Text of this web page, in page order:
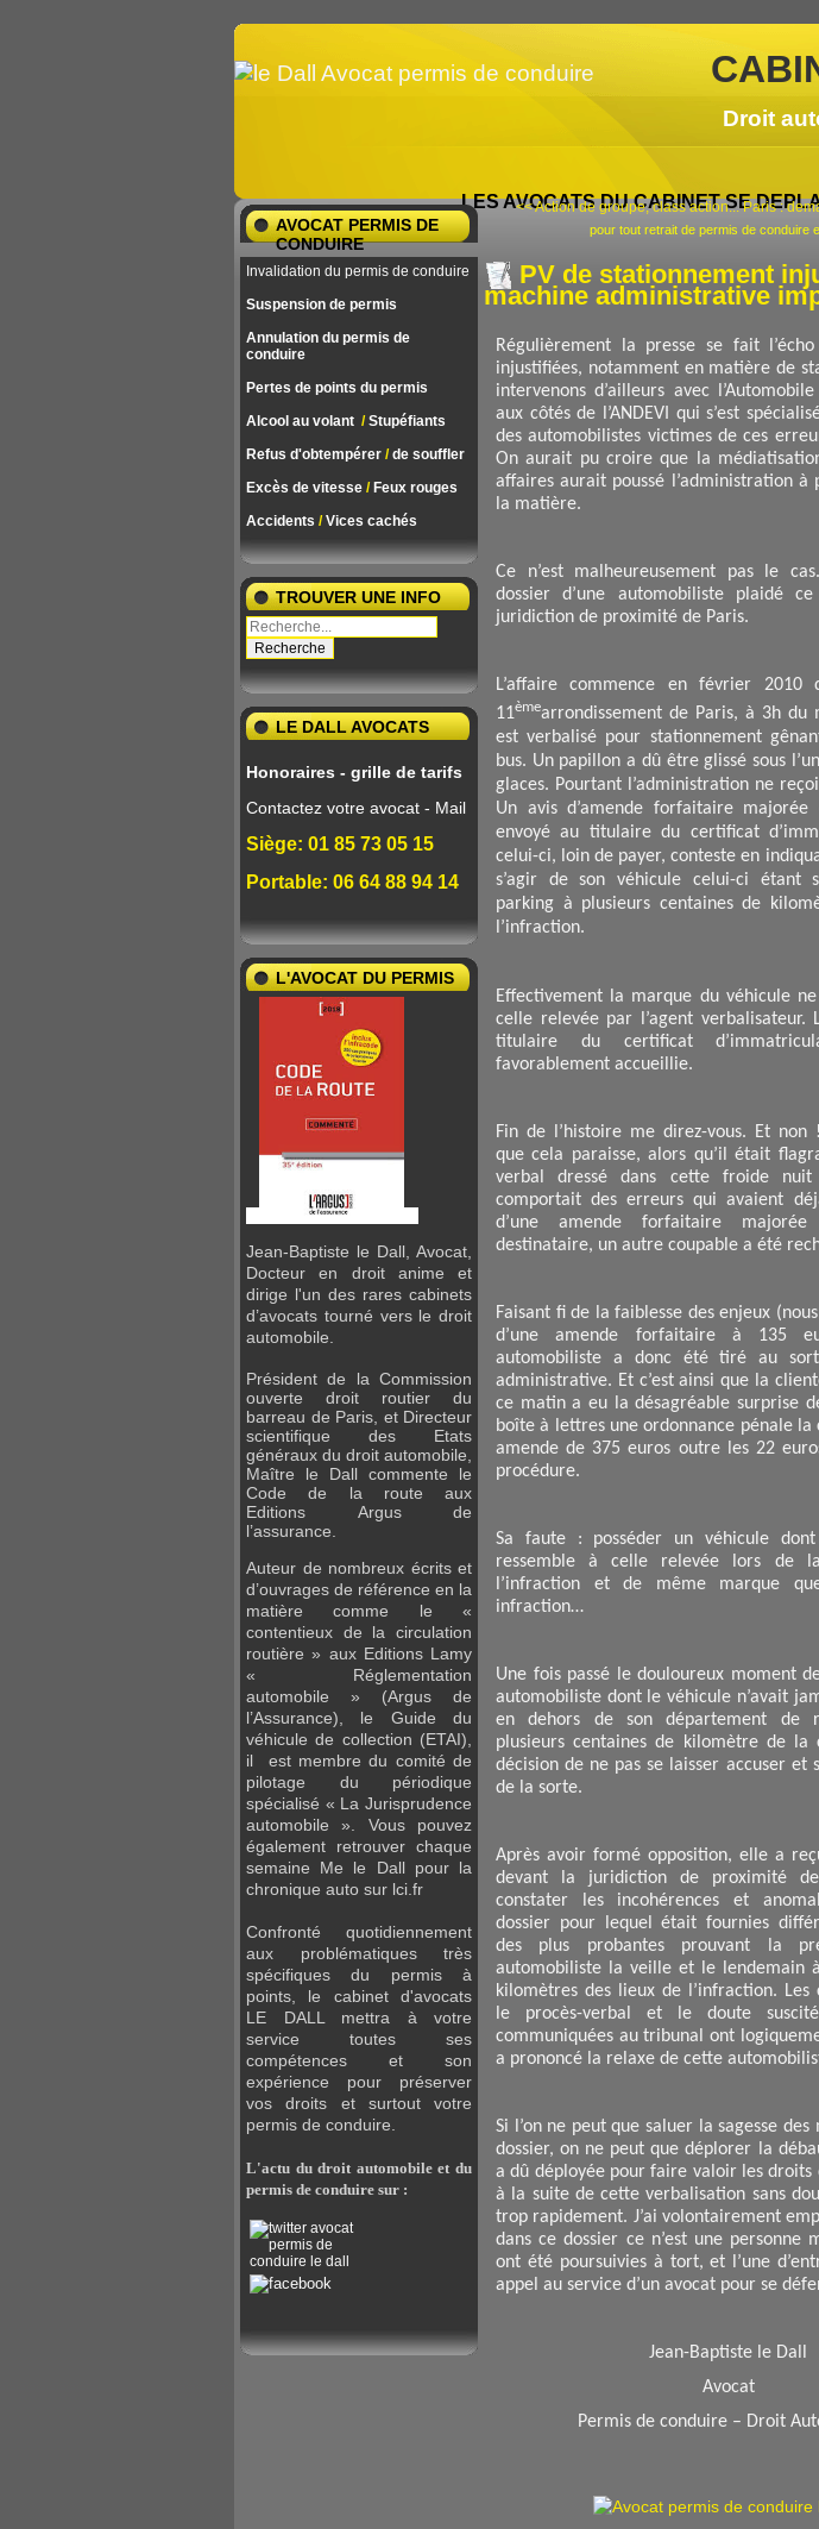
Droit
LES AVOCATS DU CABINET SE
pour tout retrait de permis de conduire
AVOCAT PERMIS DE
CONDUIRE
Invalidation du permis de conduire
Suspension de permis
Annulation du permis de
conduire
Pertes de points du permis
Alcool au volant /Stupéfiants
Refus d'obtempérer /de souffler
Excès de vitesse / Feux rouges
Accidents /Vices cachés
TROUVER UNE INFO
LE DALL AVOCATS
Honoraires - grille de tarifs
Contactez votre avocat - Mail
Siège: 01 85 73 05 15
Portable: 06 64 88 94 14
L'AVOCAT DU PERMIS
Jean-Baptiste le Dall, Avocat,
Docteur en droit anime et
dirige l'un des rares cabinets
d’avocats tourné vers le droit
automobile.
Président de la Commission
ouverte droit routier du
barreau de Paris, et Directeur
scientifique des Etats
généraux du droit automobile,
Maître le Dall commente le
Code de la route aux
Editions Argus de
l’assurance.
Auteur de nombreux écrits et
d’ouvrages de référence en la
matière comme le «
contentieux de la circulation
routière » aux Editions Lamy
« Réglementation
automobile » (Argus de
l’Assurance), le Guide du
véhicule de collection (ETAI),
il est membre du comité de
pilotage du périodique
spécialisé « La Jurisprudence
automobile ». Vous pouvez
également retrouver chaque
semaine Me le Dall pour la
chronique auto sur lci.fr
Confronté quotidiennement
aux problématiques très
spécifiques du permis à
points, le cabinet d'avocats
LE DALL mettra à votre
service toutes ses
compétences et son
expérience pour préserver
vos droits et surtout votre
permis de conduire.
L'actu du droit automobile et du
permis de conduire sur :
<< Action de groupe, class action... Paris :
PV de stationnement
machine administrative
Régulièrement la presse se fait
injustifiées, notamment en matière de
intervenons d’ailleurs avec
aux côtés de l’ANDEVI qui s’est
des automobilistes victimes de ces
On aurait pu croire que la
affaires aurait poussé l’administration à
la matière.
Ce n’est malheureusement pas le
dossier d’une automobiliste plaidé
juridiction de proximité de Paris.
L’affaire commence en février
11èmearrondissement de Paris, à 3h du
est verbalisé pour stationnement
bus. Un papillon a dû être glissé sous
glaces. Pourtant l’administration ne
Un avis d’amende forfaitaire
envoyé au titulaire du certificat
celui-ci, loin de payer, conteste en
s’agir de son véhicule celui-ci étant
parking à plusieurs centaines de
l’infraction.
Effectivement la marque du véhicule
celle relevée par l’agent verbalisateur.
titulaire du certificat
favorablement accueillie.
Fin de l’histoire me direz-vous. Et non
que cela paraisse, alors qu’il était
verbal dressé dans cette froide
comportait des erreurs qui avaient
d’une amende forfaitaire
destinataire, un autre coupable a été
Faisant fi de la faiblesse des enjeux
d’une amende forfaitaire à 135
automobiliste a donc été tiré au
administrative. Et c’est ainsi que la
ce matin a eu la désagréable surprise
boîte à lettres une ordonnance pénale la
amende de 375 euros outre les 22
procédure.
Sa faute : posséder un véhicule dont
ressemble à celle relevée lors de
l’infraction et de même marque
infraction…
Une fois passé le douloureux moment
automobiliste dont le véhicule n’avait
en dehors de son département de
plusieurs centaines de kilomètre de
décision de ne pas se laisser accuser et
de la sorte.
Après avoir formé opposition, elle a
devant la juridiction de proximité
constater les incohérences et
dossier pour lequel était fournies
des plus probantes prouvant la
automobiliste la veille et le lendemain
kilomètres des lieux de l’infraction. Les
le procès-verbal et le doute
communiquées au tribunal ont
a prononcé la relaxe de cette
Si l’on ne peut que saluer la sagesse
dossier, on ne peut que déplorer la
a dû déployée pour faire valoir les droits
à la suite de cette verbalisation sans
trop rapidement. J’ai volontairement
dans ce dossier ce n’est une personne
ont été poursuivies à tort, et l’une
appel au service d’un avocat pour se
Jean-Baptiste le Dall
Avocat
Permis de conduire – Droit